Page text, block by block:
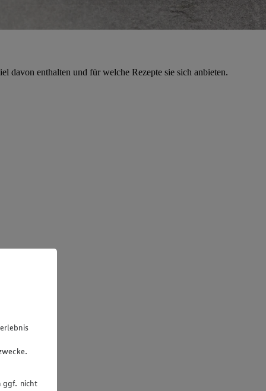
davon enthalten und für welche Rezepte sie sich anbieten.
ggf. nicht